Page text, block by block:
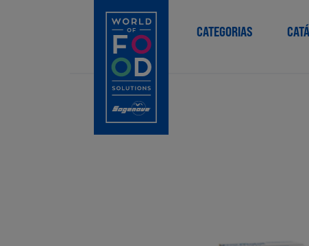
CATEGORIAS